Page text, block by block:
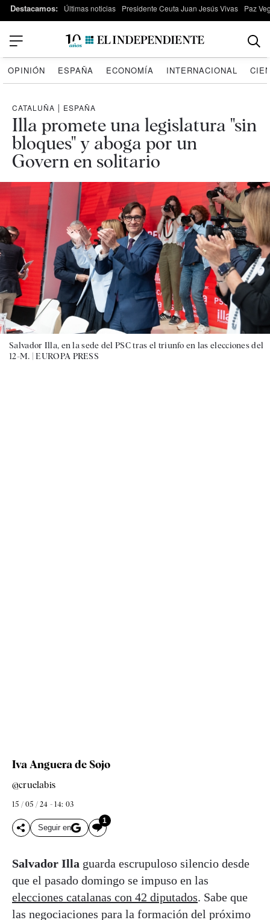
Destacamos: Últimas noticias Presidente Ceuta Juan Jesús Vivas Paz
OPINIÓN ESPAÑA ECONOMÍA INTERNACIONAL
CATALUÑA | ESPAÑA
Illa promete una legislatura "sin
bloques" y aboga por un
Govern en solitario
Salvador Illa, en la sede del PSC tras el triunfo en las elecciones del
12-M. |EUROPA PRESS
Iva Anguera de Sojo
@cruelabis
15 / 05 / 24 - 14: 03
Seguir en
1
Salvador Illa guarda escrupuloso silencio desde
que el pasado domingo se impuso en las
elecciones catalanas con 42 diputados. Sabe que
las negociaciones para la formación del próximo